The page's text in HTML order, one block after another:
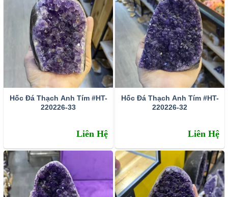
Hốc Đá Thạch Anh Tím #HT-
220226-33
Liên Hệ
Hốc Đá Thạch Anh Tím #HT-
220226-32
Liên Hệ